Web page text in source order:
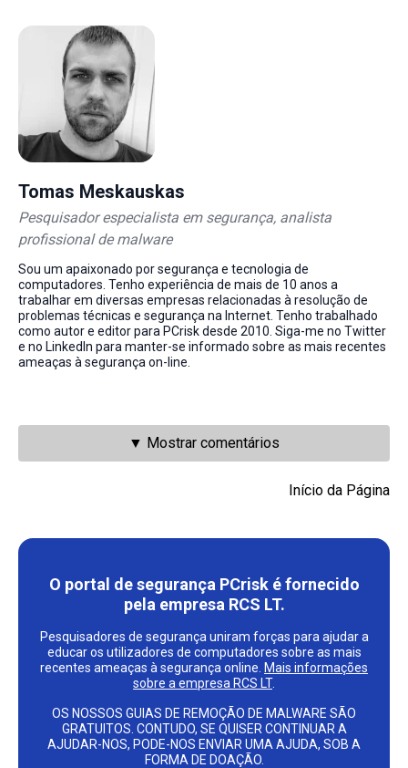
Tomas Meskauskas
Pesquisador especialista em segurança, analista
profissional de malware
Sou um apaixonado por segurança e tecnologia de
computadores. Tenho experiência de mais de 10 anos a
trabalhar em diversas empresas relacionadas à resolução de
problemas técnicas e segurança na Internet. Tenho trabalhado
como autor e editor para PCrisk desde 2010. Siga-me no Twitter
e no LinkedIn para manter-se informado sobre as mais recentes
ameaças à segurança on-line.
▼ Mostrar comentários
Início da Página
O portal de segurança PCrisk é fornecido
pela empresa RCS LT.
Pesquisadores de segurança uniram forças para ajudar a
educar os utilizadores de computadores sobre as mais
recentes ameaças à segurança online. Mais informações
sobre a empresa RCS LT.
OS NOSSOS GUIAS DE REMOÇÃO DE MALWARE SÃO
GRATUITOS. CONTUDO, SE QUISER CONTINUAR A
AJUDAR-NOS, PODE-NOS ENVIAR UMA AJUDA, SOB A
FORMA DE DOAÇÃO.